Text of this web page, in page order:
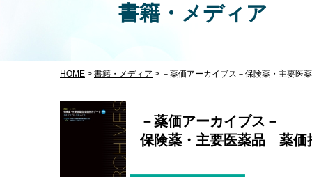
書籍・メディア
HOME > 書籍・メディア > －薬価アーカイブス－保険薬・主要医
－薬価アーカイブス－
保険薬・主要医薬品 薬価